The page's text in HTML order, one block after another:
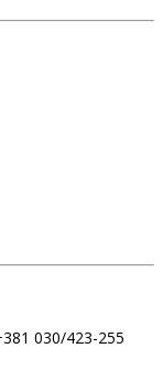
030/423-255